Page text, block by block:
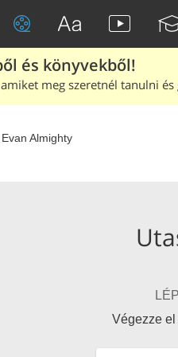
és könyvekből!
meg szeretnél tanulni
Evan Almighty
Végezze